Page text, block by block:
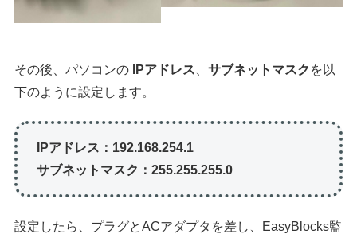
その後、パソコンの IPアドレス 、サブネットマスク を以
下のように設定します。
IPアドレス：192.168.254.1
サブネットマスク：255.255.255.0
設定したら、プラグとACアダプタを差し、EasyBlocks監